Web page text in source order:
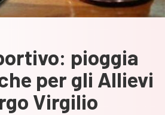
pioggia
per gli Allievi
Virgilio